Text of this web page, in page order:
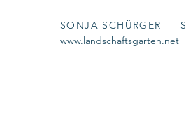
SONJA SCHÜRGER |
www.landschaftsgarten.net